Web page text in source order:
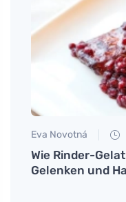
Eva Novotná
Wie Rinder-
Gelenken und